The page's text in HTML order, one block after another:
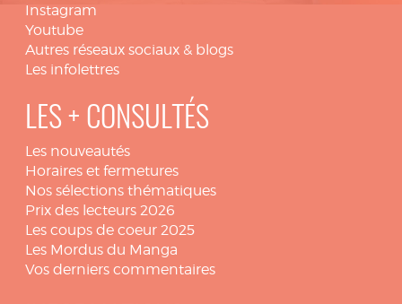
Instagram
Youtube
Autres réseaux sociaux & blogs
Les infolettres
LES + CONSULTÉS
Les nouveautés
Horaires et fermetures
Nos sélections thématiques
Prix des lecteurs 2026
Les coups de coeur 2025
Les Mordus du Manga
Vos derniers commentaires